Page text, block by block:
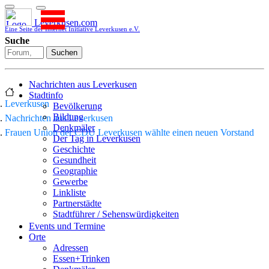
Leverkusen.com
Eine Seite der Internet Initiative Leverkusen e.V.
Suche
Suchen
Nachrichten aus Leverkusen
Stadtinfo
Bevölkerung
Bildung
Denkmäler
Der Tag in Leverkusen
Geschichte
Gesundheit
Geographie
Gewerbe
Linkliste
Partnerstädte
Stadtführer / Sehenswürdigkeiten
Stadtplan
Sport
Who is who
Events und Termine
Orte
Adressen
Essen+Trinken
Leverkusen
Nachrichten aus Leverkusen
Frauen Union der CDU Leverkusen wählte einen neuen Vorstand